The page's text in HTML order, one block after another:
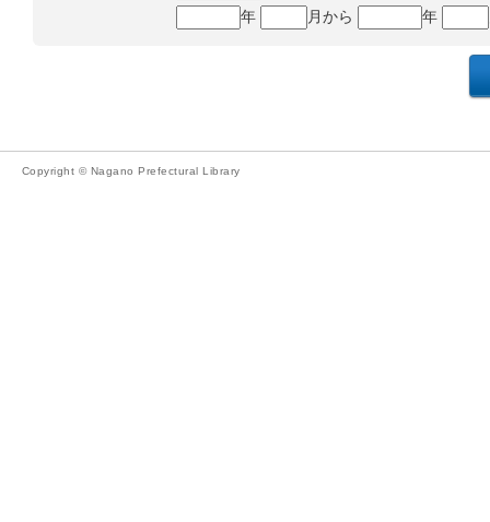
年
月から 年
Copyright © Nagano Prefectural Library